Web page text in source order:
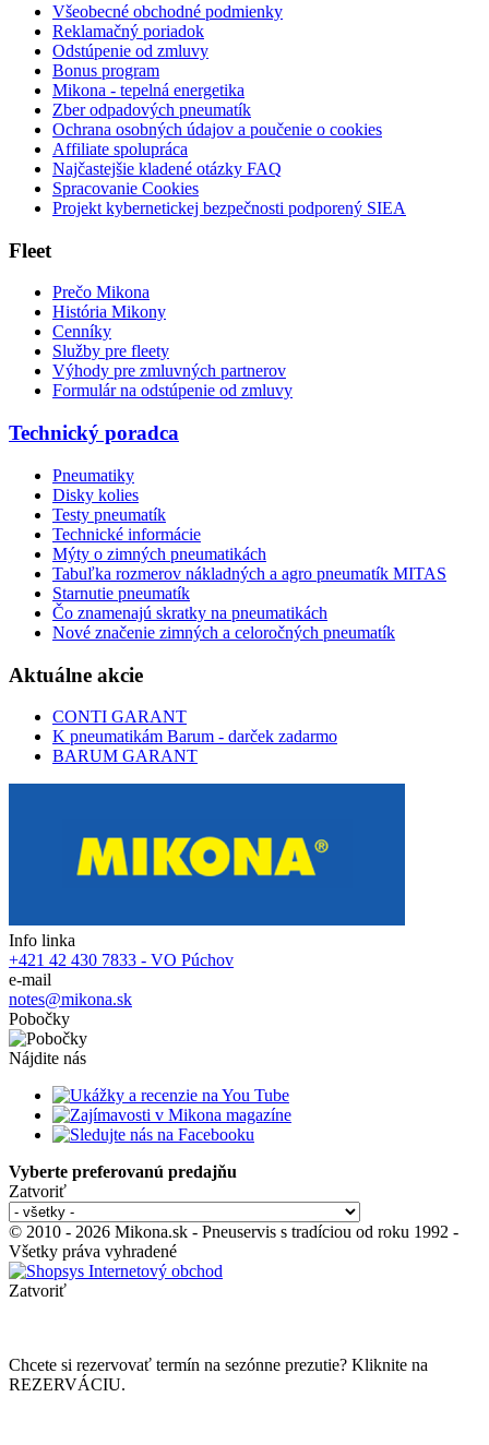
Všeobecné obchodné podmienky
Reklamačný poriadok
Odstúpenie od zmluvy
Bonus program
Mikona - tepelná energetika
Zber odpadových pneumatík
Ochrana osobných údajov a poučenie o cookies
Affiliate spolupráca
Najčastejšie kladené otázky FAQ
Spracovanie Cookies
Projekt kybernetickej bezpečnosti podporený SIEA
Fleet
Prečo Mikona
História Mikony
Cenníky
Služby pre fleety
Výhody pre zmluvných partnerov
Formulár na odstúpenie od zmluvy
Technický poradca
Pneumatiky
Disky kolies
Testy pneumatík
Technické informácie
Mýty o zimných pneumatikách
Tabuľka rozmerov nákladných a agro pneumatík MITAS
Starnutie pneumatík
Čo znamenajú skratky na pneumatikách
Nové značenie zimných a celoročných pneumatík
Aktuálne akcie
CONTI GARANT
K pneumatikám Barum - darček zadarmo
BARUM GARANT
Info linka
+421 42 430 7833 - VO Púchov
e-mail
notes@mikona.sk
Pobočky
Nájdite nás
Vyberte preferovanú predajňu
Zatvoriť
© 2010 - 2026 Mikona.sk - Pneuservis s tradíciou od roku 1992 -
Všetky práva vyhradené
Zatvoriť
Chcete si rezervovať termín na sezónne prezutie? Kliknite na
REZERVÁCIU.